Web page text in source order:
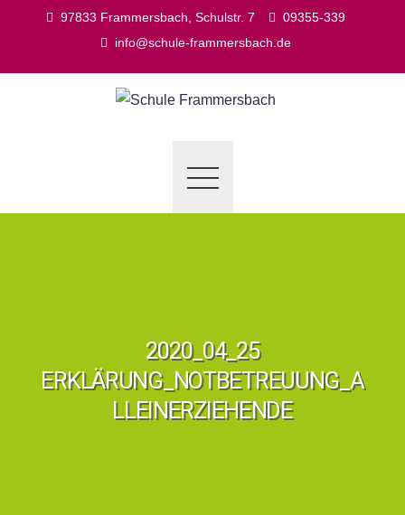
97833 Frammersbach, Schulstr. 7
09355-339
info@schule-frammersbach.de
2020_04_25
ERKLÄRUNG_NOTBETREUUNG_A
LLEINERZIEHENDE